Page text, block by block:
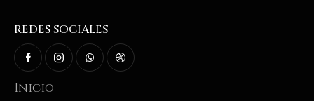
REDES SOCIALES
Inicio